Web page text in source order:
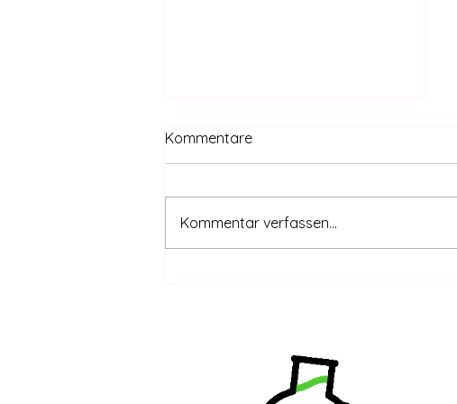
Kommentare
Kommentar verfassen...